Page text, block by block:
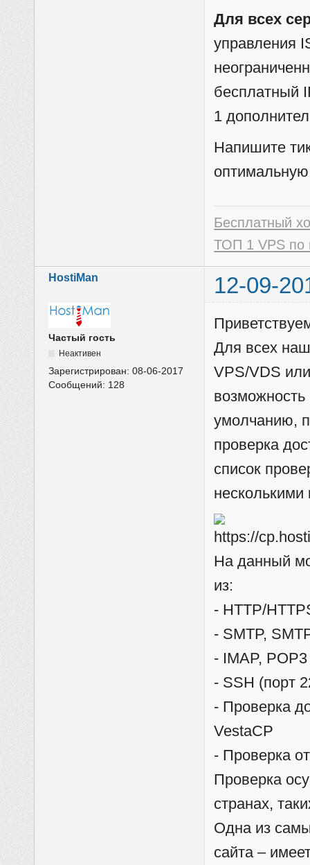
Для всех
управления
бесплатный
1
Напишите
Бесплатный
ТОП 1 VPS по
HostiMan 12-09-
Частый гость
Неактивен
Зарегистрирован:08-06-2017
Сообщений: 128
Для всех
VPS/VDS
умолчанию,
проверка
список
несколькими
На данный
из:
- HTTP/
- SMTP,
- IMAP,
- SSH (порт
- Проверка
VestaCP
- Проверка
Проверка
странах,
Одна из
сайта –